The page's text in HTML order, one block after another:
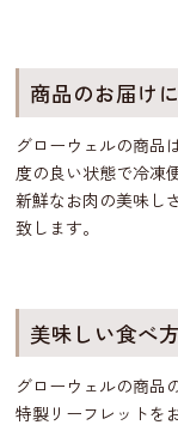
商品のお届け
グローウェルの商品
度の良い状態で冷凍
新鮮なお肉の美味し
致します。
美味しい食べ
グローウェルの商品
特製リーフレットを